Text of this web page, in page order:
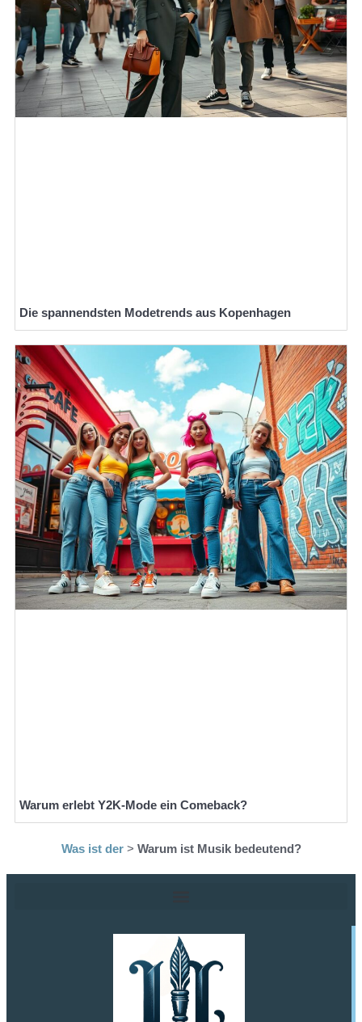
Die spannendsten Modetrends aus Kopenhagen
Warum erlebt Y2K-Mode ein Comeback?
Was ist der> Warum ist Musik bedeutend?